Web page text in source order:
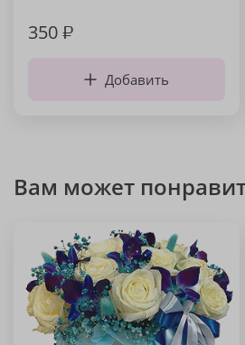
350₽
Добавить
Вам может